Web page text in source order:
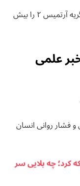
در مقابل، برخی معتقدند رسانه‌ها موضوع گریه آرتمیس ۲ را بیش
علمی
تنهایی و فشار روانی انسان
کرد؛ چه بلایی سر